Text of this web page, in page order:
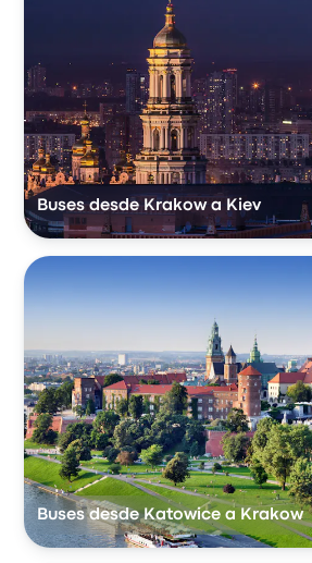
Buses desde Krakow a Kiev
Buses desde Katowice a Krakow